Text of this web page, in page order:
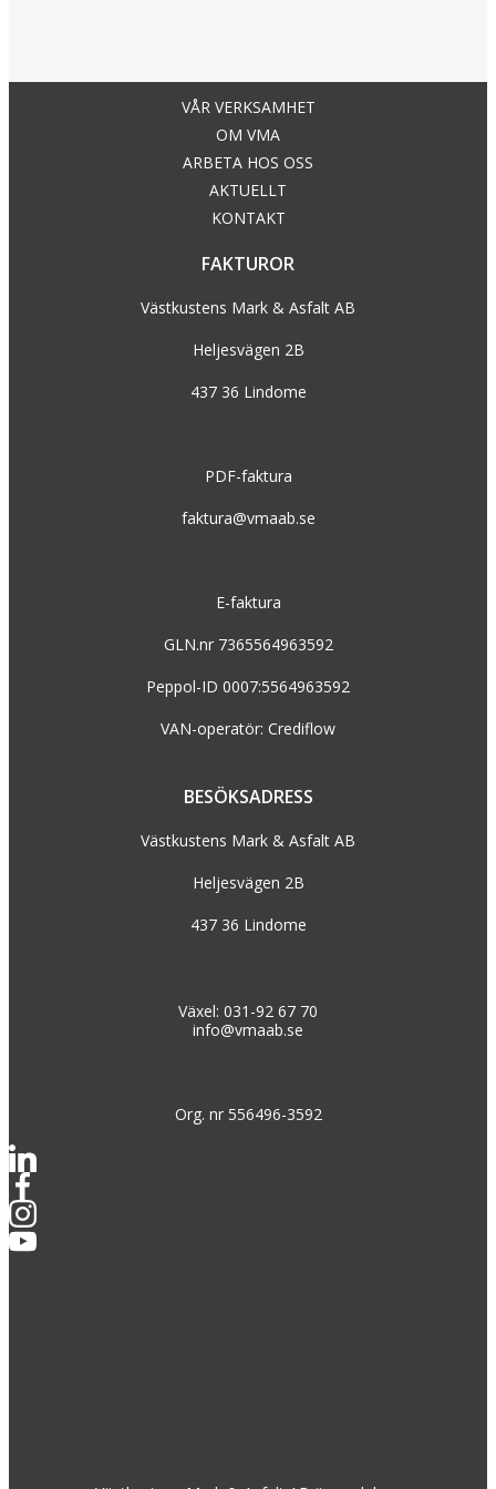
VÅR VERKSAMHET
OM VMA
ARBETA HOS OSS
AKTUELLT
KONTAKT
FAKTUROR
Västkustens Mark & Asfalt AB
Heljesvägen 2B
437 36 Lindome
PDF-faktura
faktura@vmaab.se
E-faktura
GLN.nr 7365564963592
Peppol-ID 0007:5564963592
VAN-operatör: Crediflow
BESÖKSADRESS
Västkustens Mark & Asfalt AB
Heljesvägen 2B
437 36 Lindome
Växel: 031-92 67 70
info@vmaab.se
Org. nr 556496-3592